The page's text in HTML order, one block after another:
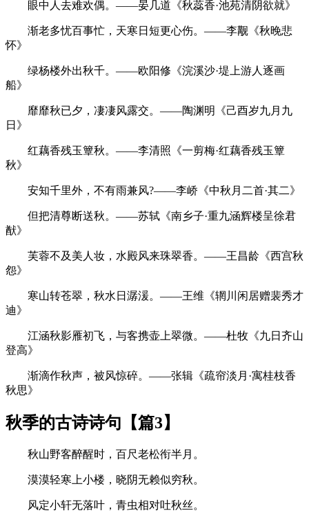
眼中人去难欢偶。——晏几道《秋蕊香·池苑清阴欲就》
渐老多忧百事忙，天寒日短更心伤。——李觏《秋晚悲
怀》
绿杨楼外出秋千。——欧阳修《浣溪沙·堤上游人逐画
船》
靡靡秋已夕，凄凄风露交。——陶渊明《己酉岁九月九
日》
红藕香残玉簟秋。——李清照《一剪梅·红藕香残玉簟
秋》
安知千里外，不有雨兼风?——李峤《中秋月二首·其二》
但把清尊断送秋。——苏轼《南乡子·重九涵辉楼呈徐君
猷》
芙蓉不及美人妆，水殿风来珠翠香。——王昌龄《西宫秋
怨》
寒山转苍翠，秋水日潺湲。——王维《辋川闲居赠裴秀才
迪》
江涵秋影雁初飞，与客携壶上翠微。——杜牧《九日齐山
登高》
渐滴作秋声，被风惊碎。——张辑《疏帘淡月·寓桂枝香
秋思》
秋季的古诗诗句【篇3】
秋山野客醉醒时，百尺老松衔半月。
漠漠轻寒上小楼，晓阴无赖似穷秋。
风定小轩无落叶，青虫相对吐秋丝。